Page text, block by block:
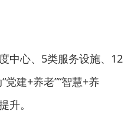
中心、5类服务设施、12
建+养老”“智慧+养
升。